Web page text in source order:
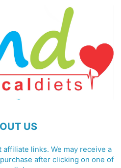
US
links. We may receive a
after clicking on one of